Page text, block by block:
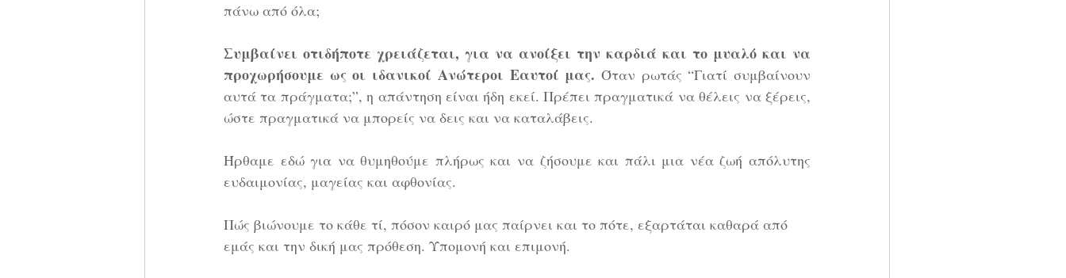
πάνω από όλα;
Συμβαίνει οτιδήποτε χρειάζεται, για να ανοίξει την καρδιά και το μυαλό και να
προχωρήσουμε ως οι ιδανικοί Ανώτεροι Εαυτοί μας. Όταν ρωτάς “Γιατί συμβαίνουν
αυτά τα πράγματα;”, η απάντηση είναι ήδη εκεί. Πρέπει πραγματικά να θέλεις να ξέρεις,
ώστε πραγματικά να μπορείς να δεις και να καταλάβεις.
Ήρθαμε εδώ για να θυμηθούμε πλήρως και να ζήσουμε και πάλι μια νέα ζωή απόλυτης
ευδαιμονίας, μαγείας και αφθονίας.
Πώς βιώνουμε το κάθε τί, πόσον καιρό μας παίρνει και το πότε, εξαρτάται καθαρά από
εμάς και την δική μας πρόθεση. Υπομονή και επιμονή.